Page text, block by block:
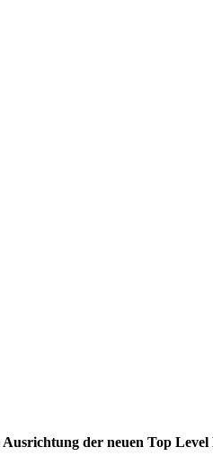
der neuen Top Level